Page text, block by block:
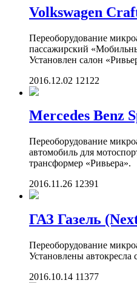
Volkswagen
Переоборудование
пассажирский
Установлен салон
2016.12.02 12122
Mercedes Benz
Переоборудование
автомобиль для
трансформер «Ривьера».
2016.11.26 12391
ГАЗ Газель
Переоборудование
Установлены автокресла
2016.10.14 11377